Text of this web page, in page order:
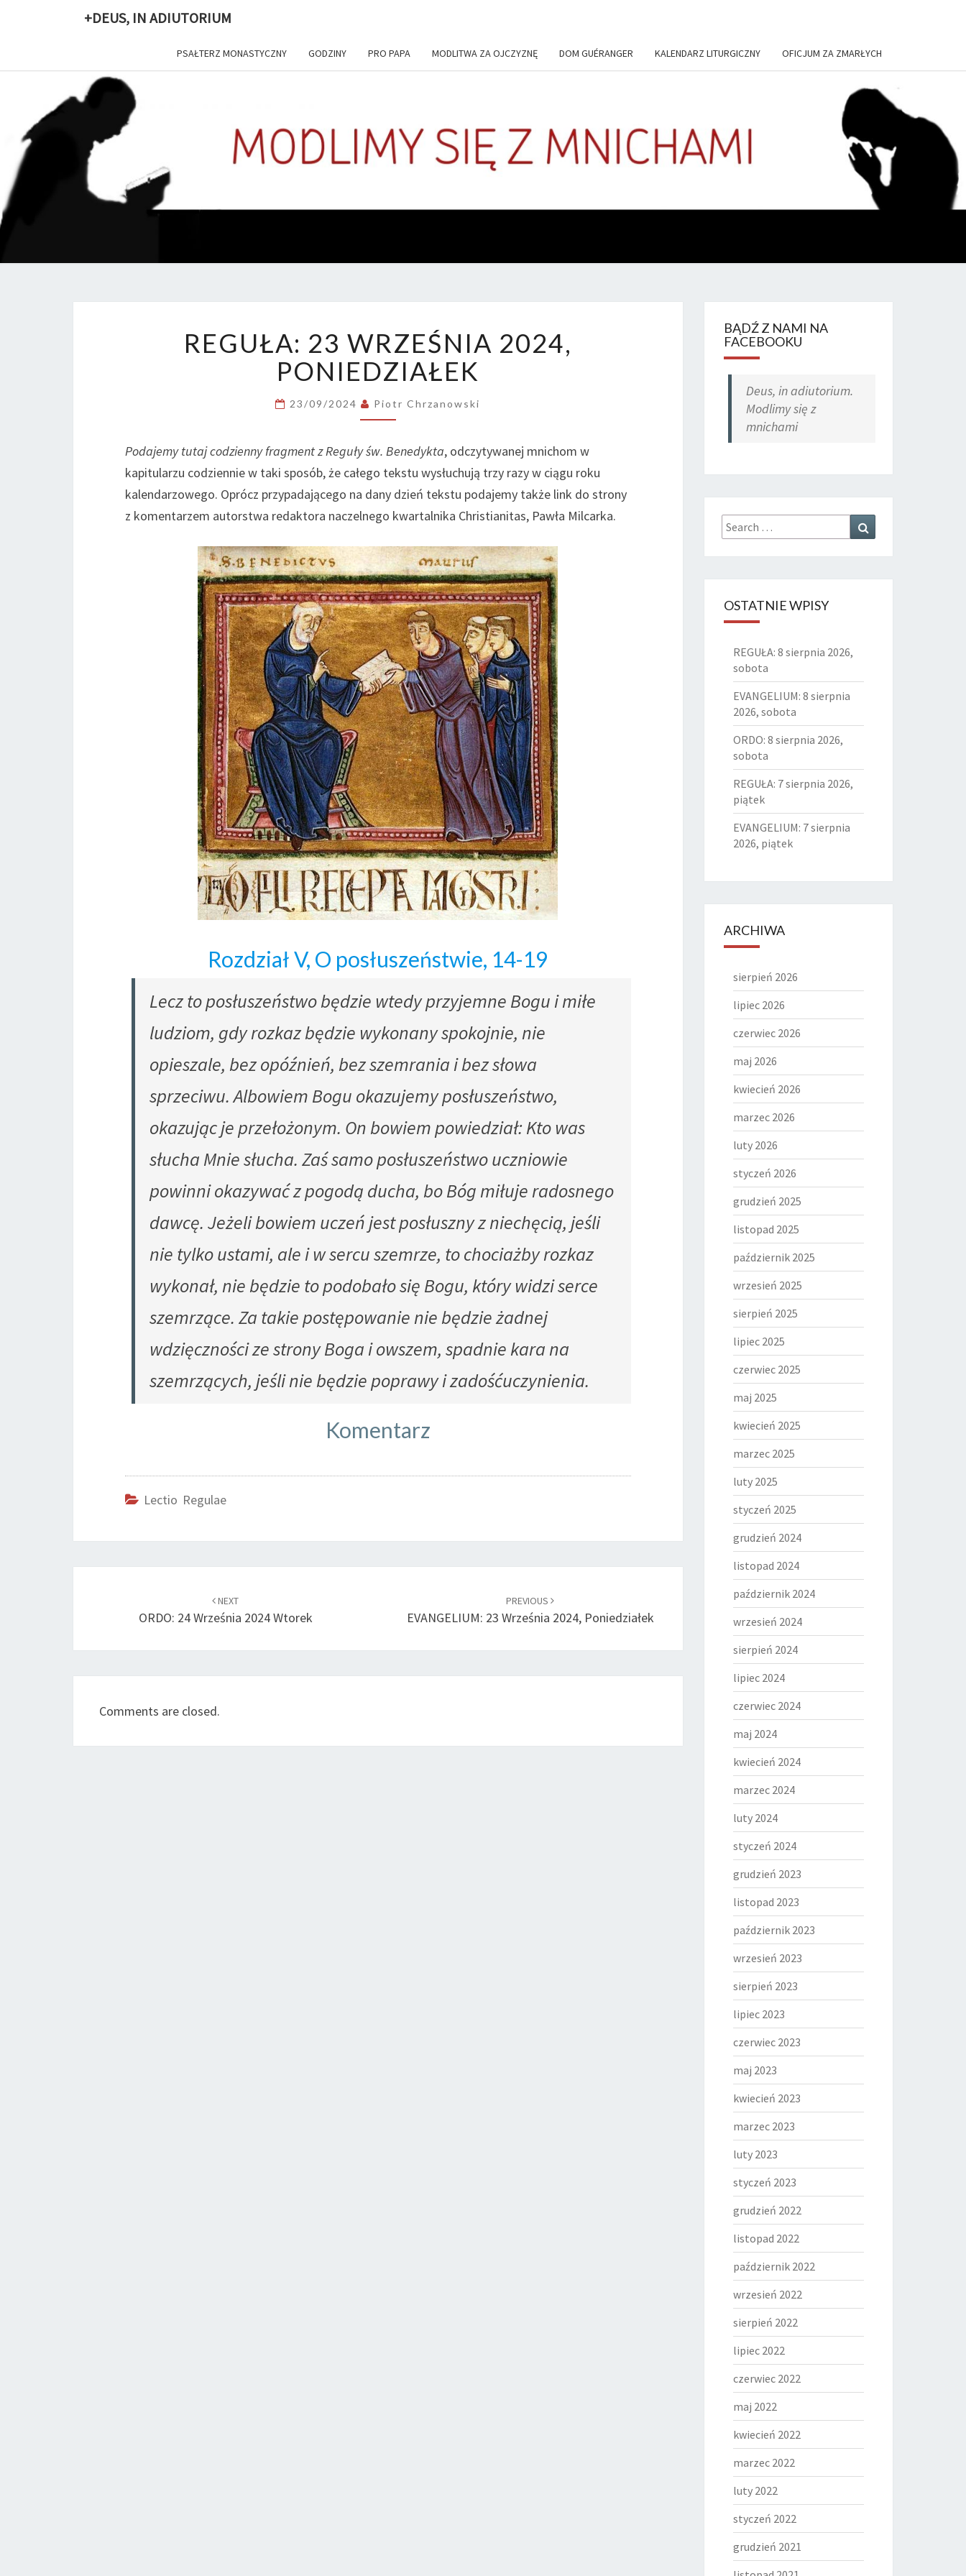
+DEUS, IN ADIUTORIUM
PSAŁTERZ MONASTYCZNY GODZINY PRO PAPA MODLITWA ZA OJCZYZNĘ DOM GUÉRANGER KALENDARZ LITURGICZNY OFICJUM ZA ZMARŁYCH
Codziennie
23
WRZEŚNIA
2024,
REGUŁA: 23 WRZEŚNIA 2024,
PONIEDZIAŁEK
23/09/2024 Piotr Chrzanowski
Podajemy tutaj codzienny fragment z Reguły św. Benedykta, odczytywanej mnichom w
kapitularzu codziennie w taki sposób, że całego tekstu wysłuchują trzy razy w ciągu roku
kalendarzowego. Oprócz przypadającego na dany dzień tekstu podajemy także link do strony
z komentarzem autorstwa redaktora naczelnego kwartalnika Christianitas, Pawła Milcarka.
Rozdział V, O posłuszeństwie, 14-19
Lecz to posłuszeństwo będzie wtedy przyjemne Bogu i miłe
ludziom, gdy rozkaz będzie wykonany spokojnie, nie
opieszale, bez opóźnień, bez szemrania i bez słowa
sprzeciwu. Albowiem Bogu okazujemy posłuszeństwo,
okazując je przełożonym. On bowiem powiedział: Kto was
słucha Mnie słucha. Zaś samo posłuszeństwo uczniowie
powinni okazywać z pogodą ducha, bo Bóg miłuje radosnego
dawcę. Jeżeli bowiem uczeń jest posłuszny z niechęcią, jeśli
nie tylko ustami, ale i w sercu szemrze, to chociażby rozkaz
wykonał, nie będzie to podobało się Bogu, który widzi serce
szemrzące. Za takie postępowanie nie będzie żadnej
wdzięczności ze strony Boga i owszem, spadnie kara na
szemrzących, jeśli nie będzie poprawy i zadośćuczynienia.
Komentarz
Lectio Regulae
NEXT
ORDO: 24 Września 2024 Wtorek
PREVIOUS
EVANGELIUM: 23 Września 2024, Poniedziałek
Comments are closed.
BĄDŹ Z NAMI NA
FACEBOOKU
Deus, in adiutorium.
Modlimy się z
mnichami
Search
for:
OSTATNIE WPISY
REGUŁA: 8 sierpnia 2026,
sobota
EVANGELIUM: 8 sierpnia
2026, sobota
ORDO: 8 sierpnia 2026,
sobota
REGUŁA: 7 sierpnia 2026,
piątek
EVANGELIUM: 7 sierpnia
2026, piątek
ARCHIWA
sierpień 2026
lipiec 2026
czerwiec 2026
maj 2026
kwiecień 2026
marzec 2026
luty 2026
styczeń 2026
grudzień 2025
listopad 2025
październik 2025
wrzesień 2025
sierpień 2025
lipiec 2025
czerwiec 2025
maj 2025
kwiecień 2025
marzec 2025
luty 2025
styczeń 2025
grudzień 2024
listopad 2024
październik 2024
wrzesień 2024
sierpień 2024
lipiec 2024
czerwiec 2024
maj 2024
kwiecień 2024
marzec 2024
luty 2024
styczeń 2024
grudzień 2023
listopad 2023
październik 2023
wrzesień 2023
sierpień 2023
lipiec 2023
czerwiec 2023
maj 2023
kwiecień 2023
marzec 2023
luty 2023
styczeń 2023
grudzień 2022
listopad 2022
październik 2022
wrzesień 2022
sierpień 2022
lipiec 2022
czerwiec 2022
maj 2022
kwiecień 2022
marzec 2022
luty 2022
styczeń 2022
grudzień 2021